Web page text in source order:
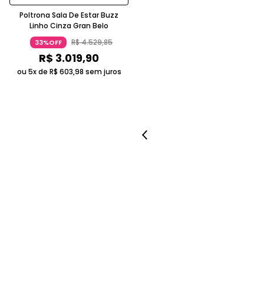
Poltrona Sala De Estar Buzz
Linho Cinza Gran Belo
33%OFF R$4.529,85
R$ 3.019,90
ou 5x de R$ 603,98 sem juros